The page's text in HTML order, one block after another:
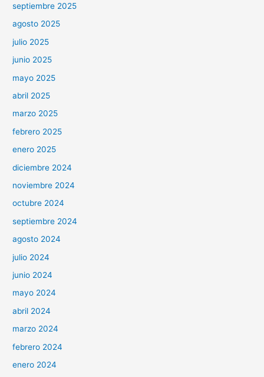
septiembre 2025
agosto 2025
julio 2025
junio 2025
mayo 2025
abril 2025
marzo 2025
febrero 2025
enero 2025
diciembre 2024
noviembre 2024
octubre 2024
septiembre 2024
agosto 2024
julio 2024
junio 2024
mayo 2024
abril 2024
marzo 2024
febrero 2024
enero 2024